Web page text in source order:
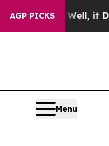
AGP PICKS
it Didn’t As war
Menu